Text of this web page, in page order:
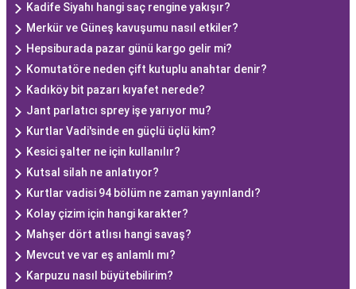
Kadife Siyahı hangi saç rengine yakışır?
Merkür ve Güneş kavuşumu nasıl etkiler?
Hepsiburada pazar günü kargo gelir mi?
Komutatöre neden çift kutuplu anahtar denir?
Kadıköy bit pazarı kıyafet nerede?
Jant parlatıcı sprey işe yarıyor mu?
Kurtlar Vadi'sinde en güçlü üçlü kim?
Kesici şalter ne için kullanılır?
Kutsal silah ne anlatıyor?
Kurtlar vadisi 94 bölüm ne zaman yayınlandı?
Kolay çizim için hangi karakter?
Mahşer dört atlısı hangi savaş?
Mevcut ve var eş anlamlı mı?
Karpuzu nasıl büyütebilirim?